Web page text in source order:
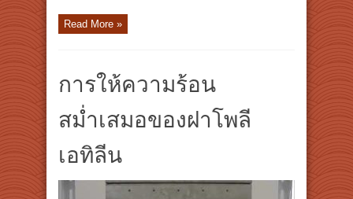
Read More »
การให้ความร้อน
สม่ำเสมอของฝาโพลี
เอทิลีน